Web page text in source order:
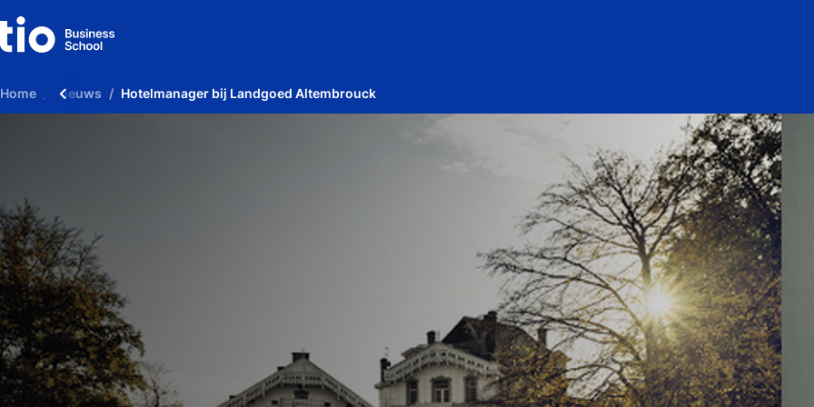
Home Nieuws Hotelmanager bij Landgoed Altembrouck